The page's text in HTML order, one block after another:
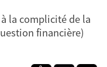
la complicité de la
financière)